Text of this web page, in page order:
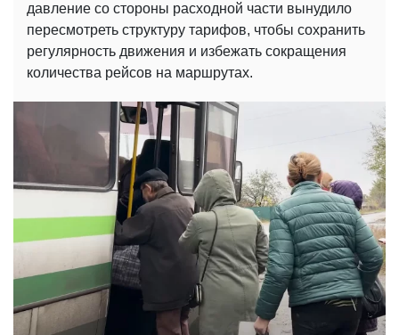
давление со стороны расходной части вынудило
пересмотреть структуру тарифов, чтобы сохранить
регулярность движения и избежать сокращения
количества рейсов на маршрутах.